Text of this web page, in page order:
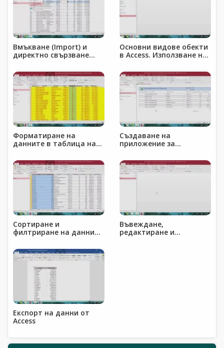
Вмъкване (Import) и
директно свързване
Основни видове обекти
в Access. Използване на
създаване на обекти
Форматиране на
данните в таблица на
Създаване на
приложение за
редове в таблица на
Excel (Find Duplicates)
Сортиране и
филтриране на данните
Въвеждане,
редактиране и
Експорт на данни от
Access